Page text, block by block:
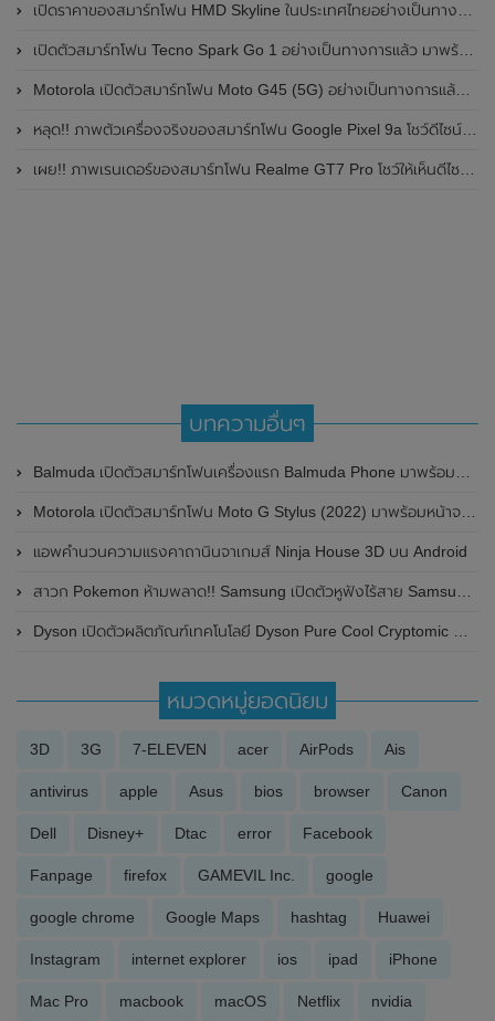
เปิดราคาของสมาร์ทโฟน HMD Skyline ในประเทศไทยอย่างเป็นทางการแล้ว ราคา 14,990 บาท
เปิดตัวสมาร์ทโฟน Tecno Spark Go 1 อย่างเป็นทางการแล้ว มาพร้อมหน้าจอแสดงผล LCD / 120Hz , แบตเตอรี่ 5,000mAh และใช้ชิปเซ็ต Unisoc
Motorola เปิดตัวสมาร์ทโฟน Moto G45 (5G) อย่างเป็นทางการแล้วในอินเดีย
หลุด!! ภาพตัวเครื่องจริงของสมาร์ทโฟน Google Pixel 9a โชว์ดีไซน์ใหม่ กล้องหลังแบนราบ ไม่มีกรอบของกล้องแล้ว
เผย!! ภาพเรนเดอร์ของสมาร์ทโฟน Realme GT7 Pro โชว์ให้เห็นดีไซน์ใหม่ พร้อมเผยรายละเอียดสเปกที่สำคัญบางส่วน
บทความอื่นๆ
Balmuda เปิดตัวสมาร์ทโฟนเครื่องแรก Balmuda Phone มาพร้อมดีไซน์ขนาดกะทัดรัด หน้าจอ 4.9 นิ้ว , รองรับการเชื่อมต่อเครือข่าย 5G และใช้ระบบปฏิบัติการ Android
Motorola เปิดตัวสมาร์ทโฟน Moto G Stylus (2022) มาพร้อมหน้าจอแสดงผล 90Hz , กล้องหลัง 3 ตัว ความละเอียดสูงถึง 50MP และแบตเตอรี่ 5,000mAh
แอพคำนวนความแรงคาถานินจาเกมส์ Ninja House 3D บน Android
สาวก Pokemon ห้ามพลาด!! Samsung เปิดตัวหูฟังไร้สาย Samsung Galaxy Buds 2 และSamsung Galaxy Buds 2 Pro รุ่นพิเศษ Pokemon Edition
Dyson เปิดตัวผลิตภัณฑ์เทคโนโลยี Dyson Pure Cool Cryptomic พัดลมกรองอากาศใหม่ล่าสุด
หมวดหมู่ยอดนิยม
3D 3G 7-ELEVEN acer AirPods Ais
antivirus apple Asus bios browser Canon
Dell Disney+ Dtac error Facebook
Fanpage firefox GAMEVIL Inc. google
google chrome Google Maps hashtag Huawei
Instagram internet explorer ios ipad iPhone
Mac Pro macbook macOS Netflix nvidia